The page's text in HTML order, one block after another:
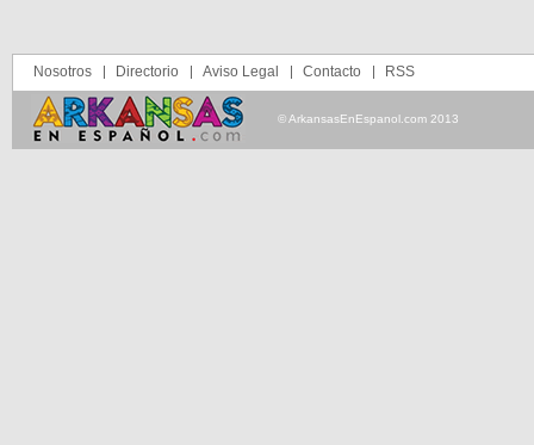
Nosotros Directorio Aviso Legal Contacto RSS
© ArkansasEnEspanol.com 2013